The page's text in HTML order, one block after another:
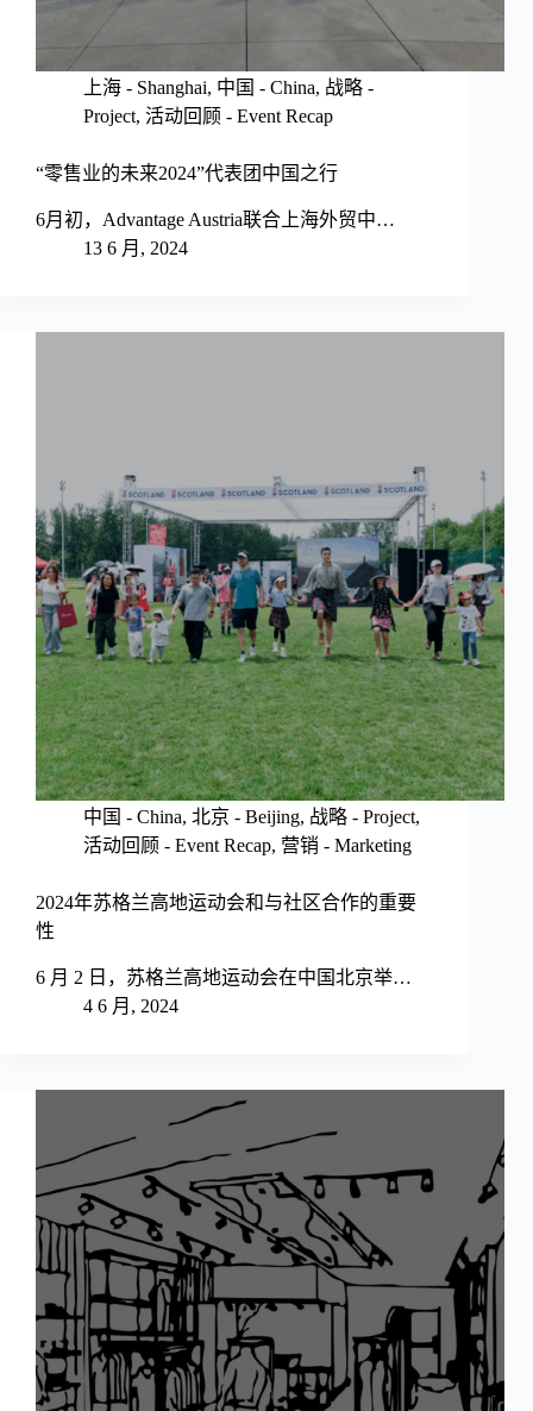
上海 - Shanghai, 中国 - China, 战略 -
Project, 活动回顾 - Event Recap
“零售业的未来2024”代表团中国之行
6月初，Advantage Austria联合上海外贸中…
13 6 月, 2024
中国 - China, 北京 - Beijing, 战略 - Project,
活动回顾 - Event Recap, 营销 - Marketing
2024年苏格兰高地运动会和与社区合作的重要
性
6 月 2 日，苏格兰高地运动会在中国北京举…
4 6 月, 2024